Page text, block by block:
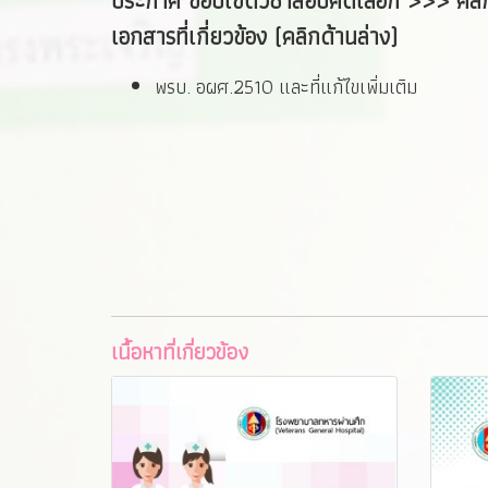
เอกสารที่เกี่ยวข้อง (คลิกด้านล่าง)
พรบ. อผศ.2510 และที่แก้ไขเพิ่มเติม
เนื้อหาที่เกี่ยวข้อง